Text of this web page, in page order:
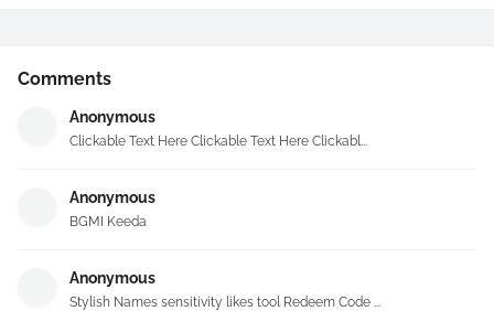
Comments
Anonymous
Clickable Text Here Clickable Text Here Clickabl...
Anonymous
BGMI Keeda
Anonymous
Stylish Names sensitivity likes tool Redeem Code ...